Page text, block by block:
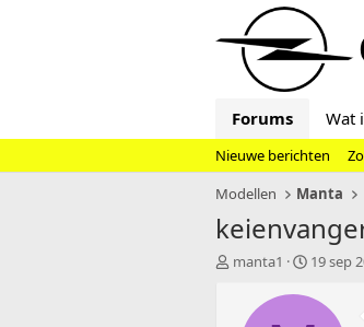
Forums Wat
Nieuwe berichten
Modellen
Manta
T
manta1
S
a
19 sep